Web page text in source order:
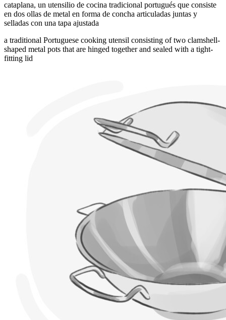
cataplana, un utensilio de cocina tradicional portugués que consiste
en dos ollas de metal en forma de concha articuladas juntas y
selladas con una tapa ajustada
a traditional Portuguese cooking utensil consisting of two clamshell-
shaped metal pots that are hinged together and sealed with a tight-
fitting lid